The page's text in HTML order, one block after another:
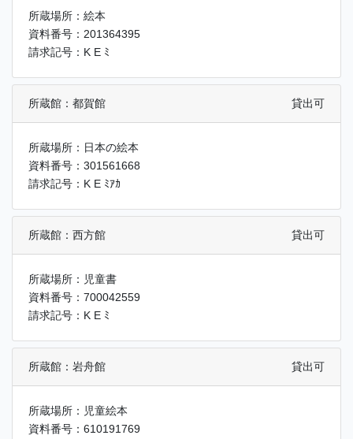
所蔵場所：絵本
資料番号：201364395
請求記号：K E ﾐ
所蔵館：都賀館 貸出可
所蔵場所：日本の絵本
資料番号：301561668
請求記号：K E ﾐｱｶ
所蔵館：西方館 貸出可
所蔵場所：児童書
資料番号：700042559
請求記号：K E ﾐ
所蔵館：岩舟館 貸出可
所蔵場所：児童絵本
資料番号：610191769